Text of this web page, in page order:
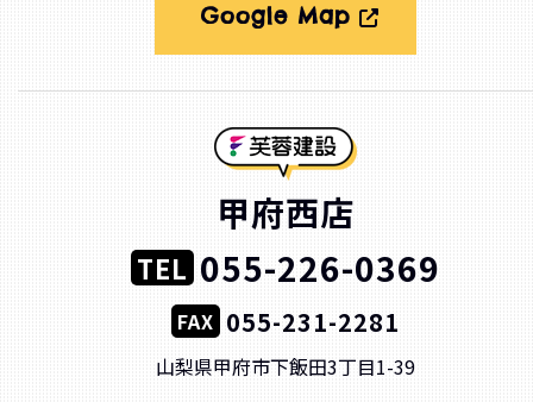
Google Map
甲府西店
TEL 055-226-0369
FAX 055-231-2281
山梨県甲府市下飯田3丁目1-39